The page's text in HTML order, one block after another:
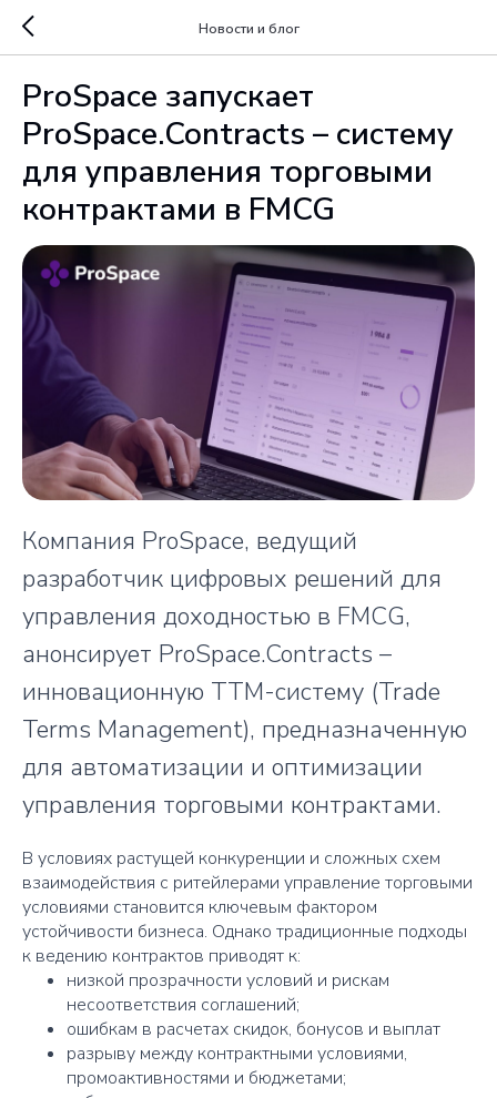
Новости и блог
ProSpace запускает
ProSpace.Contracts – систему
для управления торговыми
контрактами в FMCG
Компания ProSpace, ведущий
разработчик цифровых решений для
управления доходностью в FMCG,
анонсирует ProSpace.Contracts –
инновационную TTM-систему (Trade
Terms Management), предназначенную
для автоматизации и оптимизации
управления торговыми контрактами.
В условиях растущей конкуренции и сложных схем
взаимодействия с ритейлерами управление торговыми
условиями становится ключевым фактором
устойчивости бизнеса. Однако традиционные подходы
к ведению контрактов приводят к:
низкой прозрачности условий и рискам
несоответствия соглашений;
ошибкам в расчетах скидок, бонусов и выплат
разрыву между контрактными условиями,
промоактивностями и бюджетами;